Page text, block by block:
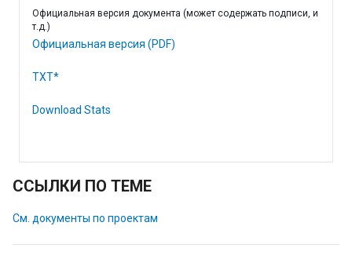
Официальная версия документа (может содержать подписи, и
т.д.)
Официальная версия (PDF)
TXT*
Download Stats
ССЫЛКИ ПО ТЕМЕ
См. документы по проектам